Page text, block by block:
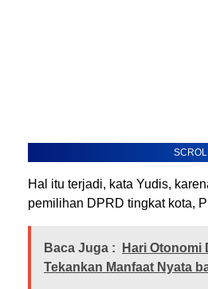
Hal itu terjadi, kata Yudis,
pemilihan DPRD tingkat kota,
Baca Juga :
Hari Otonomi
Tekankan Manfaat Nyata